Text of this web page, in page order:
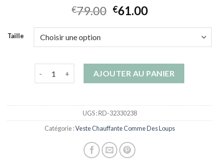
€79.00 €61.00
Taille
AJOUTER AU PANIER
UGS :RD-32330238
Catégorie :Veste Chauffante Comme Des Loups